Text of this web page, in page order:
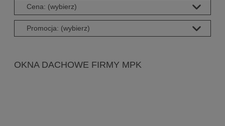
Cena: (wybierz)
Promocja: (wybierz)
OKNA DACHOWE FIRMY MPK